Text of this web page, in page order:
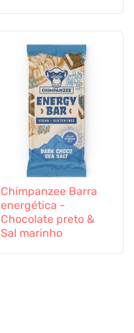
Chimpanzee Barra
energética -
Chocolate preto &
Sal marinho